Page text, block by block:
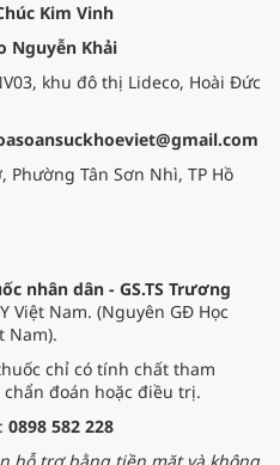
Kim Vinh
Nguyễn Khải
khu đô thị Lideco, Hoài Đức
Phường Tân Sơn Nhì, TP Hồ
nhân dân - GS.TS Trương
Việt Nam. (Nguyên GĐ Học
Nam).
chỉ có tính chất tham
đoán hoặc điều trị.
0898 582 228